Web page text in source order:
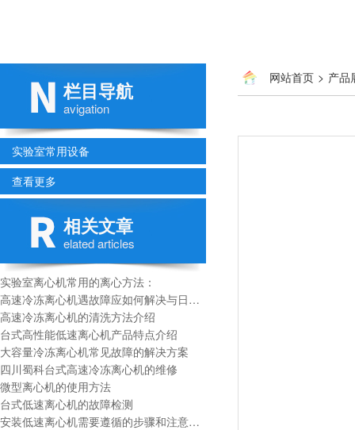
栏目导航
avigation
实验室常用设备
查看更多
相关文章
elated articles
实验室离心机常用的离心方法：
高速冷冻离心机遇故障应如何解决与日常维护
高速冷冻离心机的清洗方法介绍
台式高性能低速离心机产品特点介绍
大容量冷冻离心机常见故障的解决方案
四川蜀科台式高速冷冻离心机的维修
微型离心机的使用方法
台式低速离心机的故障检测
安装低速离心机需要遵循的步骤和注意事项
网站首页 > 产品